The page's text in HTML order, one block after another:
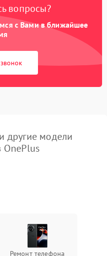
вопросы?
с Вами в ближайшее
другие модели
OnePlus
Ремонт телефона